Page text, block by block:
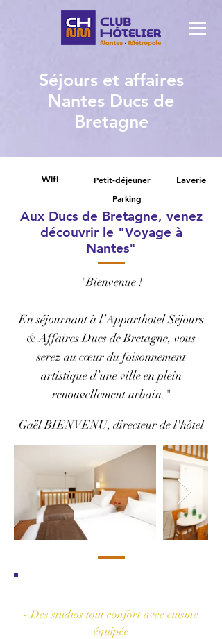
Séjours et affaires
Nantes Ducs de
Bretagne
Wifi Laverie
Petit-déjeuner
Parking
Aux Ducs de Bretagne, venez
découvrir le "Voyage à
Nantes"
"Bienvenue !
En séjournant à l’Apparthotel Séjours
& Affaires Ducs de Bretagne, vous
serez au cœur du foisonnement
artistique d’une ville en plein
renouvellement urbain."
Gaël BIENVENU, directeur de l'hôtel
- Des studios tout confort avec cuisine
équipée